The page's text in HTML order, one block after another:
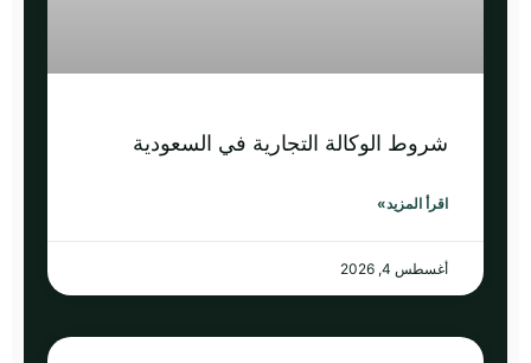
شروط الوكالة التجارية في السعودية
اقرأ المزيد»
أغسطس 4, 2026